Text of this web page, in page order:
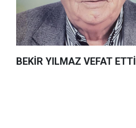
BEKİR YILMAZ VEFAT ETTİ